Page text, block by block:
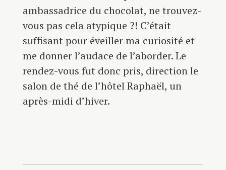
ambassadrice du chocolat, ne trouvez-
vous pas cela atypique ?! C’était
suffisant pour éveiller ma curiosité et
me donner l’audace de l’aborder. Le
rendez-vous fut donc pris, direction le
salon de thé de l’hôtel Raphaël, un
après-midi d’hiver.